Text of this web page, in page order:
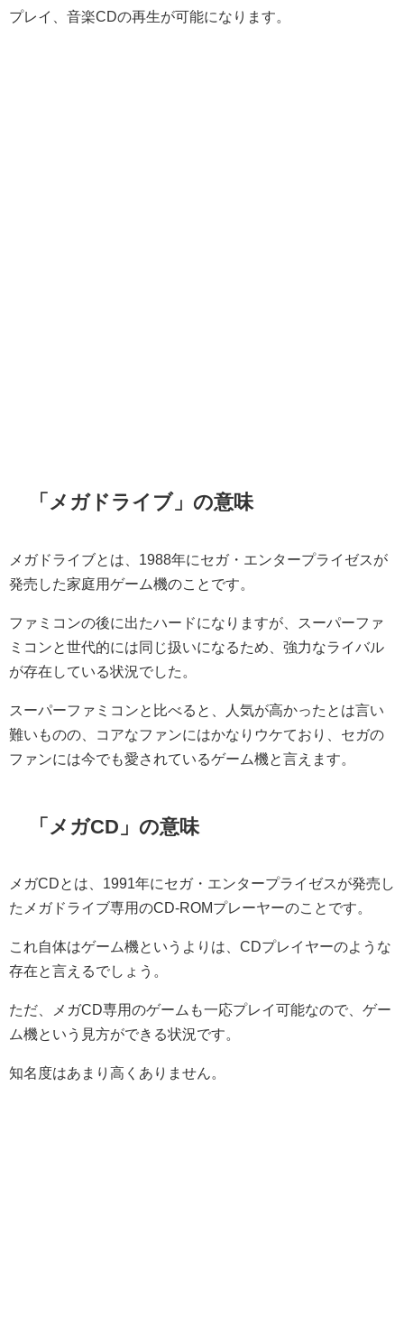
プレイ、音楽CDの再生が可能になります。
「メガドライブ」の意味
メガドライブとは、1988年にセガ・エンタープライゼスが
発売した家庭用ゲーム機のことです。
ファミコンの後に出たハードになりますが、スーパーファ
ミコンと世代的には同じ扱いになるため、強力なライバル
が存在している状況でした。
スーパーファミコンと比べると、人気が高かったとは言い
難いものの、コアなファンにはかなりウケており、セガの
ファンには今でも愛されているゲーム機と言えます。
「メガCD」の意味
メガCDとは、1991年にセガ・エンタープライゼスが発売し
たメガドライブ専用のCD-ROMプレーヤーのことです。
これ自体はゲーム機というよりは、CDプレイヤーのような
存在と言えるでしょう。
ただ、メガCD専用のゲームも一応プレイ可能なので、ゲー
ム機という見方ができる状況です。
知名度はあまり高くありません。